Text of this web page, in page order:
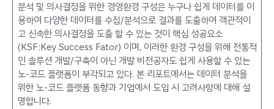
분석 및 의사결정을 위한 경영환경 구성은 누구나 쉽게 데이터를 이
용하여 다양한 데이터를 수집/분석으로 결과를 도출하여 객관적이
고 신속한 의사결정을 도출 할 수 있는 것이 핵심 성공요소
(KSF:Key Success Fator) 이며, 이러한 환경 구성을 위해 전통적
인 솔루션 개발/구축이 아닌 개발 비전공자도 쉽게 사용할 수 있는
노-코드 플랫폼이 부각되고 있다. 본 리포트에서는 데이터 분석을
위한 노-코드 플랫폼 동향과 기업에서 도입 시 고려사항에 대해 설
명합니다.